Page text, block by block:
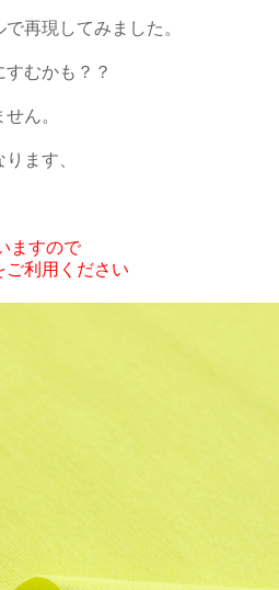
再現してみました。
むかも？？
ん。
ます、
ますので
ご利用ください